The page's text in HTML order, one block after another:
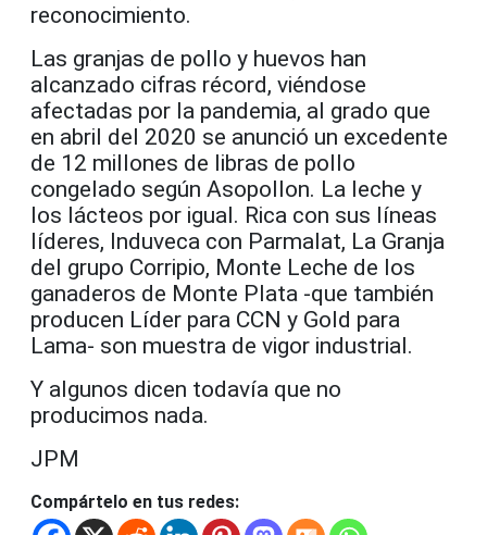
reconocimiento.
Las granjas de pollo y huevos han
alcanzado cifras récord, viéndose
afectadas por la pandemia, al grado que
en abril del 2020 se anunció un excedente
de 12 millones de libras de pollo
congelado según Asopollon. La leche y
los lácteos por igual. Rica con sus líneas
líderes, Induveca con Parmalat, La Granja
del grupo Corripio, Monte Leche de los
ganaderos de Monte Plata -que también
producen Líder para CCN y Gold para
Lama- son muestra de vigor industrial.
Y algunos dicen todavía que no
producimos nada.
JPM
Compártelo en tus redes: